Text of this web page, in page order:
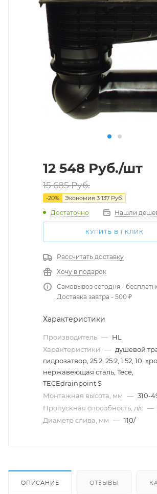
12 548 Руб./шт
15 685Руб.
-20% Экономия 3 137 Руб.
Достаточно Нашли
КУПИТЬ В 1 КЛИК
Рассчитать доставку
Хочу в подарок
Самовывоз сегодня -
Доставка завтра - 500 ₽
Характеристики
Производитель — HL
Характеристики — душевой
гидрозатвор, 25.2, 25.2, 1.52, 10,
нержавеющая сталь, Tece,
TECEdrainpoint S
Монтажная высота, мм — 310-
Пропускная способность, л/с —
Диаметр слива, мм — 110/
ОПИСАНИЕ ОТЗЫВЫ